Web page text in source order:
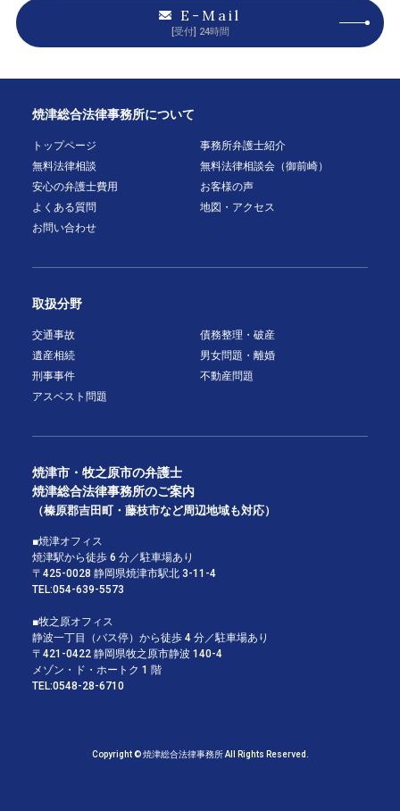
E-Mail
[受付] 24時間
焼津総合法律事務所について
トップページ
事務所弁護士紹介
無料法律相談
無料法律相談会（御前崎）
安心の弁護士費用
お客様の声
よくある質問
地図・アクセス
お問い合わせ
取扱分野
交通事故
債務整理・破産
遺産相続
男女問題・離婚
刑事事件
不動産問題
アスベスト問題
焼津市・牧之原市の弁護士
焼津総合法律事務所のご案内
（榛原郡吉田町・藤枝市など周辺地域も対応）
■焼津オフィス
焼津駅から徒歩 6 分／駐車場あり
〒425-0028 静岡県焼津市駅北 3-11-4
TEL:054-639-5573
■牧之原オフィス
静波一丁目（バス停）から徒歩 4 分／駐車場あり
〒421-0422 静岡県牧之原市静波 140-4
メゾン・ド・ホートク 1 階
TEL:0548-28-6710
Copyright © 焼津総合法律事務所 All Rights Reserved.